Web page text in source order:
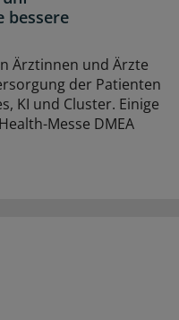
bessere
Ärztinnen und Ärzte
der Patienten
KI und Cluster. Einige
Messe DMEA